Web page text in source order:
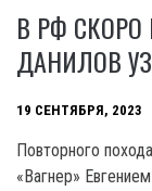
В РФ
ДАНИЛОВ
19 СЕНТЯБРЯ, 2023
Повторного
«Вагнер»